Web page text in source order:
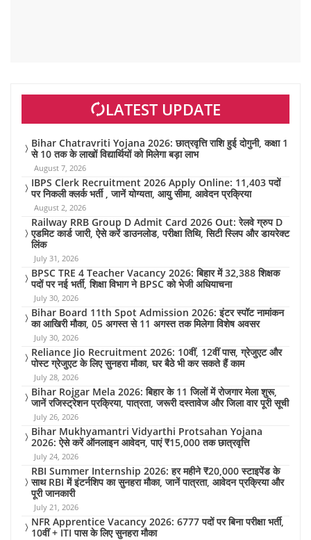
LATEST UPDATE
Bihar Chatravriti Yojana 2026: छात्रवृत्ति राशि हुई दोगुनी, कक्षा 1
से 10 तक के लाखों विद्यार्थियों को मिलेगा बड़ा लाभ
August 7, 2026
IBPS Clerk Recruitment 2026 Apply Online: 11,403 पदों
पर निकली क्लर्क भर्ती , जानें योग्यता, आयु सीमा, आवेदन प्रक्रिया
August 2, 2026
Railway RRB Group D Admit Card 2026 Out: रेलवे ग्रुप D
एडमिट कार्ड जारी, ऐसे करें डाउनलोड, परीक्षा तिथि, सिटी स्लिप और डायरेक्ट
लिंक
July 31, 2026
BPSC TRE 4 Teacher Vacancy 2026: बिहार में 32,388 शिक्षक
पदों पर नई भर्ती, शिक्षा विभाग ने BPSC को भेजी अधियाचना
July 30, 2026
Bihar Board 11th Spot Admission 2026: इंटर स्पॉट नामांकन
का आखिरी मौका, 05 अगस्त से 11 अगस्त तक मिलेगा विशेष अवसर
July 30, 2026
Reliance Jio Recruitment 2026: 10वीं, 12वीं पास, ग्रेजुएट और
पोस्ट ग्रेजुएट के लिए सुनहरा मौका, घर बैठे भी कर सकते हैं काम
July 28, 2026
Bihar Rojgar Mela 2026: बिहार के 11 जिलों में रोजगार मेला शुरू,
जानें रजिस्ट्रेशन प्रक्रिया, पात्रता, जरूरी दस्तावेज और जिला वार पूरी सूची
July 26, 2026
Bihar Mukhyamantri Vidyarthi Protsahan Yojana
2026: ऐसे करें ऑनलाइन आवेदन, पाएं ₹15,000 तक छात्रवृत्ति
July 24, 2026
RBI Summer Internship 2026: हर महीने ₹20,000 स्टाइपेंड के
साथ RBI में इंटर्नशिप का सुनहरा मौका, जानें पात्रता, आवेदन प्रक्रिया और
पूरी जानकारी
July 21, 2026
NFR Apprentice Vacancy 2026: 6777 पदों पर बिना परीक्षा भर्ती,
10वीं + ITI पास के लिए सुनहरा मौका